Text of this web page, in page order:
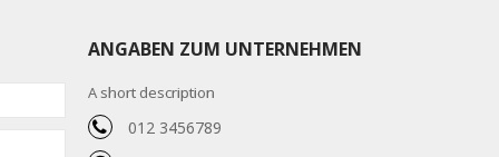
ANGABEN ZUM UNTERNEHMEN
A short description
012 3456789